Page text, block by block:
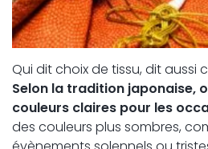
Qui dit choix de tissu, dit aussi
Selon la tradition japonaise,
couleurs claires pour les
des couleurs plus sombres,